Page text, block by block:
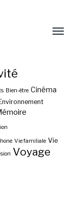
Bien-être Cinéma
Environnement
Vie familiale Vie
Voyage